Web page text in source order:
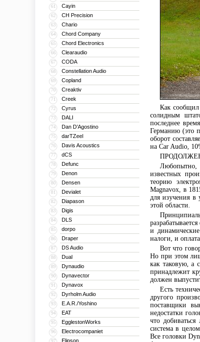
61 Cayin
62 CH Precision
63 Chario
64 Chord Company
65 Chord Electronics
66 Clearaudio
67 CODA
68 Constellation Audio
69 Copland
70 Creaktiv
71 Creek
72 Cyrus
73 DALI
74 Dan D’Agostino
75 darTZeel
76 Davis Acoustics
77 dCS
78 Defunc
79 Denon
80 Densen
81 Devialet
82 Diapason
83 Digis
84 DLS
85 dorpo
86 Draper
87 DS Audio
88 Dual
89 Dynaudio
90 Dynavector
91 Dynavox
92 Dyrholm Audio
93 E.A.R./Yoshino
94 EAT
95 EgglestonWorks
96 Electrocompaniet
97 Elipson
Как сообщил
солидным
последнее
Германию (это
оборот
на Car Audio,
Любопытно,
известных
теорию
Magnavox, в
для изучения в
этой области.
и
налоги, и
Вот что
Но при этом
как таковую, а
принадлежит
должен
Есть
другого
поставщики
недостатки
что
система в
Все головки